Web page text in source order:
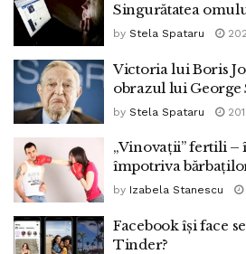
Singurătatea
by Stela Spataru
Victoria lui Boris
obrazul lui George
by Stela Spataru
„Vinovații” fertili
împotriva
by Izabela Stanescu
Facebook își face
Tinder?